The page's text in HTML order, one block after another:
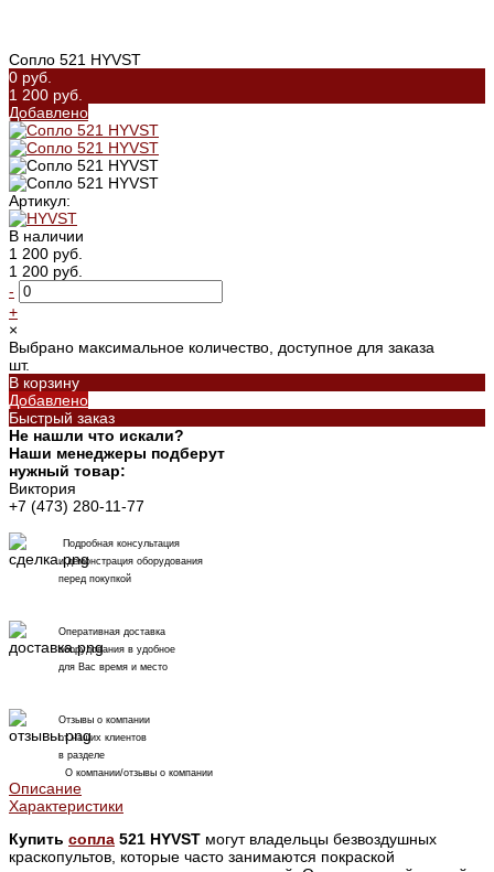
Сопло 521 HYVST
0 руб.
1 200 руб.
Добавлено
Артикул:
В наличии
1 200 руб.
1 200 руб.
-
+
×
Выбрано максимальное количество, доступное для заказа
шт.
В корзину
Добавлено
Быстрый заказ
Не нашли что искали?
Наши менеджеры подберут
нужный товар:
Виктория
+7 (473) 280-11-77
Подробная консультация
и демонстрация оборудования
перед покупкой
Оперативная доставка
оборудования в удобное
для Вас время и место
Отзывы о компании
от наших клиентов
в разделе
О компании/отзывы о компании
Описание
Характеристики
Купить сопла 521 HYVST могут владельцы безвоздушных
краскопультов, которые часто занимаются покраской